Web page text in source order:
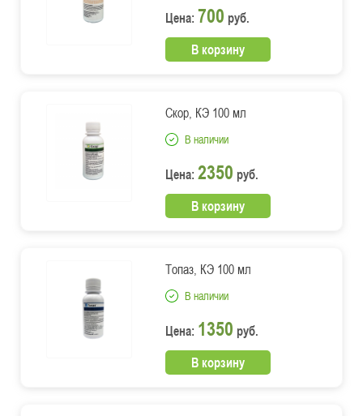
Цена: 700 руб.
В корзину
Скор, КЭ 100 мл
В наличии
Цена: 2350 руб.
В корзину
Топаз, КЭ 100 мл
В наличии
Цена: 1350 руб.
В корзину